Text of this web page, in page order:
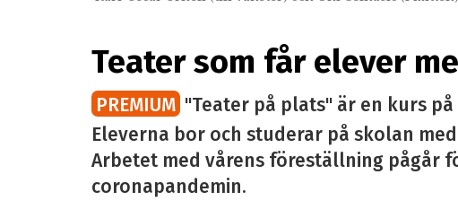
Teater som får elever
PREMIUM "Teater på plats" är en kurs
Eleverna bor och studerar på skolan
Arbetet med vårens föreställning pågår
coronapandemin.